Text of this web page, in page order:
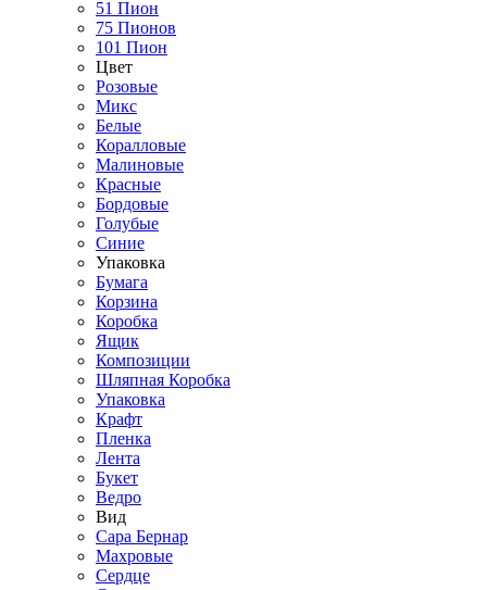
51 Пион
75 Пионов
101 Пион
Цвет
Розовые
Микс
Белые
Коралловые
Малиновые
Красные
Бордовые
Голубые
Синие
Упаковка
Бумага
Корзина
Коробка
Ящик
Композиции
Шляпная Коробка
Упаковка
Крафт
Пленка
Лента
Букет
Ведро
Вид
Сара Бернар
Махровые
Сердце